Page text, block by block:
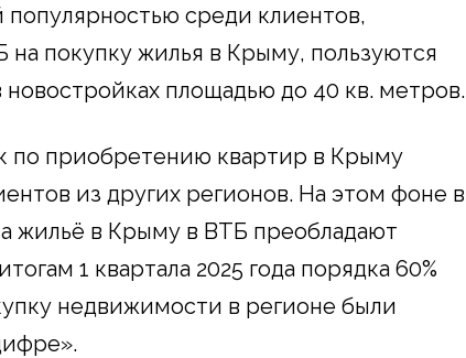
среди клиентов,
покупку жилья в Крыму, пользуются
площадью до 40 кв. метров.
по приобретению квартир в Крыму
из других регионов. На этом фоне в
жильё в Крыму в ВТБ преобладают
1 квартала 2025 года порядка 60%
недвижимости в регионе были